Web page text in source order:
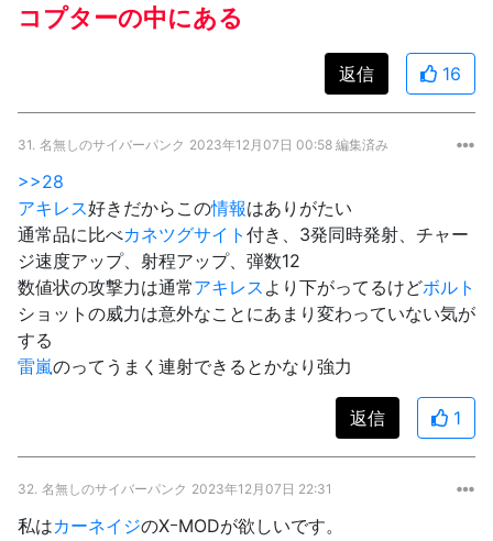
コプターの中にある
返信 16
31. 名無しのサイバーパンク 2023年12月07日 00:58 編集済み
>>28
アキレス好きだからこの情報はありがたい
通常品に比べカネツグサイト 付き、3発同時発射、チャー
ジ速度アップ、射程アップ、弾数12
数値状の攻撃力は通常アキレス より下がってるけどボルト
ショットの威力は意外なことにあまり変わっていない気が
する
雷嵐のってうまく連射できるとかなり強力
返信 1
32. 名無しのサイバーパンク 2023年12月07日 22:31
私はカーネイジのXｰMODが欲しいです。